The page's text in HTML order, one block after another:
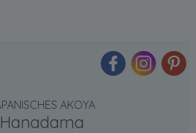
AKOYA
Hanadama